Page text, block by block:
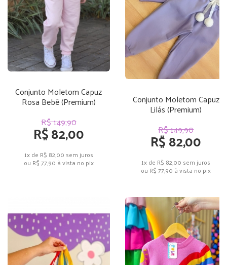
Conjunto Moletom Capuz
Rosa Bebê (Premium)
R$ 149,90
R$ 82,00
1x de R$ 82,00 sem juros
ou R$ 77,90 à vista no pix
Conjunto Moletom Capuz
Lilás (Premium)
R$ 149,90
R$ 82,00
1x de R$ 82,00 sem juros
ou R$ 77,90 à vista no pix